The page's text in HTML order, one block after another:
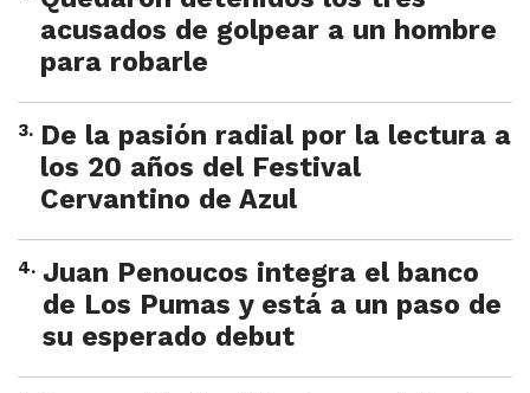
acusados de golpear a un hombre
para robarle
3. De la pasión radial por la lectura a
los 20 años del Festival
Cervantino de Azul
4. Juan Penoucos integra el banco
de Los Pumas y está a un paso de
su esperado debut